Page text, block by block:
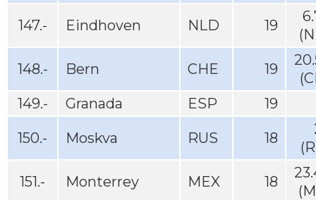
147.- Eindhoven NLD 19
148.- Bern CHE 19
149.-
Granada ESP 19
150.- Moskva RUS 18
151.- Monterrey MEX 18